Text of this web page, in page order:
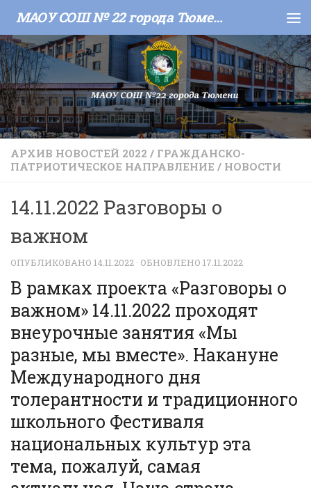
Skip to content МАОУ СОШ № 22 города Тюмени
АРХИВ НОВОСТЕЙ 2022 / ГРАЖДАНСКО-
ПАТРИОТИЧЕСКОЕ НАПРАВЛЕНИЕ / НОВОСТИ
14.11.2022 Разговоры о
важном
ОПУБЛИКОВАНО 14.11.2022 · ОБНОВЛЕНО 17.11.2022
В рамках проекта «Разговоры о
важном» 14.11.2022 проходят
внеурочные занятия «Мы
разные, мы вместе». Накануне
Международного дня
толерантности и традиционного
школьного Фестиваля
национальных культур эта
тема, пожалуй, самая